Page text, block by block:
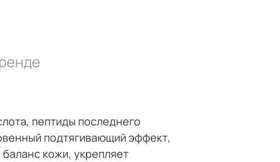
пептиды последнего
подтягивающий эффект,
кожи, укрепляет